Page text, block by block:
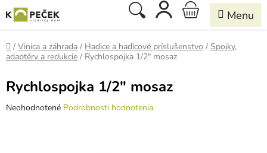
na
obsah
Hľadať
NÁKUPNÝ
KOŠÍK
Domov
/ Vinica a záhrada / Hadice a hadicové príslušenstvo / Spojky,
adaptéry a redukcie / Rychlospojka 1/2" mosaz
Rychlospojka 1/2" mosaz
Priemerné
Neohodnotené Podrobnosti hodnotenia